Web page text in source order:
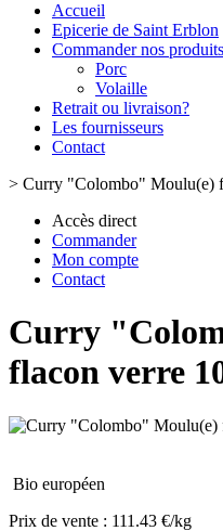
Accueil
Epicerie de Saint Erblon
Commander nos produits
Porc
Volaille
Retrait ou livraison?
Les fournisseurs
Contact
> Curry "Colombo" Moulu(e)
Accès direct
Commander
Mon compte
Contact
Curry
flacon verre
Bio européen
Prix de vente : 111.43 €/kg